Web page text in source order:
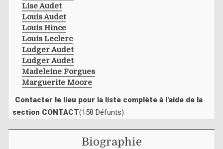
Lise Audet
Louis Audet
Louis Hince
Louis Leclerc
Ludger Audet
Ludger Audet
Madeleine Forgues
Marguerite Moore
Contacter le lieu pour la liste complète à l'aide de la
section CONTACT(158 Défunts)
Biographie